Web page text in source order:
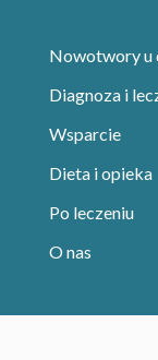
Nowotwory u
Diagnoza i
Wsparcie
Dieta i opieka
Po leczeniu
O nas